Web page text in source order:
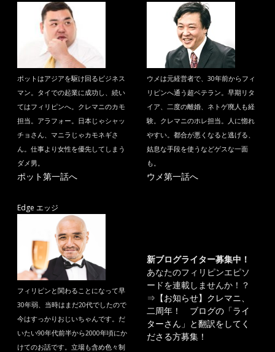
ポットはアジアを駆け回るビジネス
マン。タイでの起業に成功し、続い
てはフィリピンへ。クレマニのカモ
担当。アラフォー。日本じゃシャッ
チョさん、マニラじゃカモネギさ
ん。仕事より女性を優先してしまう
ダメ男。
ポット第一話へ
ウメは元経営者で、30年前からフィ
リピンへ通う超ベテラン。早期リタ
イア、二度の離婚、ネトゲ廃人も経
験。クレマニのホレ担当。人に惚れ
やすい。都合が悪くなると逃げる、
姑息な手段を使うなどゲスな一面
も。
ウメ第一話へ
Edge エッジ
フィリピンと関わることになって早
30年弱、当時はまだ20代でしたので
今はすっかりおじいちゃんです。だ
いたい90年代前半から2000年頃にか
けてのお話です。立場も含め色々制
新ブログライター募集中！
あなたのフィリピンエピソ
ードを連載しませんか！？
⇒ 【お知らせ】クレマニ、
二周年！ ブログの「ライ
ターさん」と翻訳をしてく
ださる方募集！